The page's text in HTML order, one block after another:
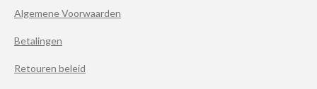
Algemene Voorwaarden
Betalingen
Retouren beleid